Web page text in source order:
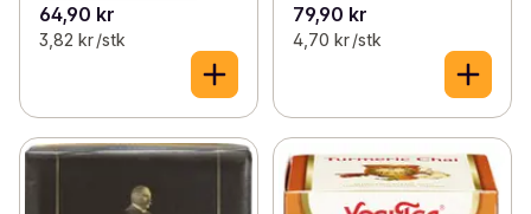
64,90 kr
3,82 kr /stk
79,90 kr
4,70 kr /stk